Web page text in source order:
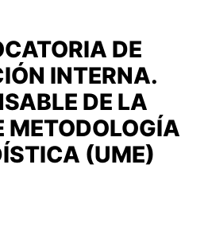
DE
INTERNA.
DE LA
METODOLOGÍA
(UME)